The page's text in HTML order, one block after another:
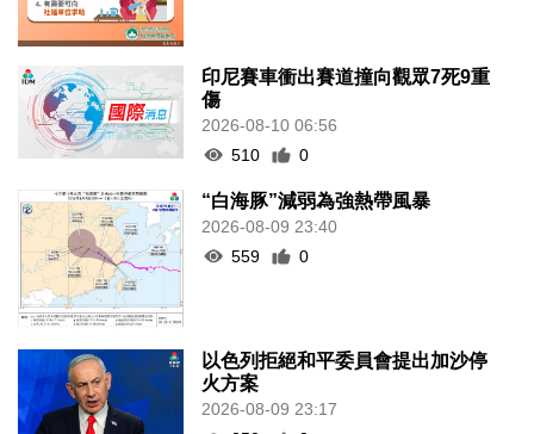
印尼賽車衝出賽道撞向觀眾7死9重
傷
2026-08-10 06:56
510
0
“白海豚”減弱為強熱帶風暴
2026-08-09 23:40
559
0
以色列拒絕和平委員會提出加沙停
火方案
2026-08-09 23:17